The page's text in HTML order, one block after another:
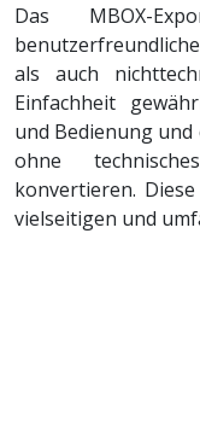
Das MBOX-
als auch
Einfachheit
und Bedienung und
ohne
konvertieren.
vielseitigen und